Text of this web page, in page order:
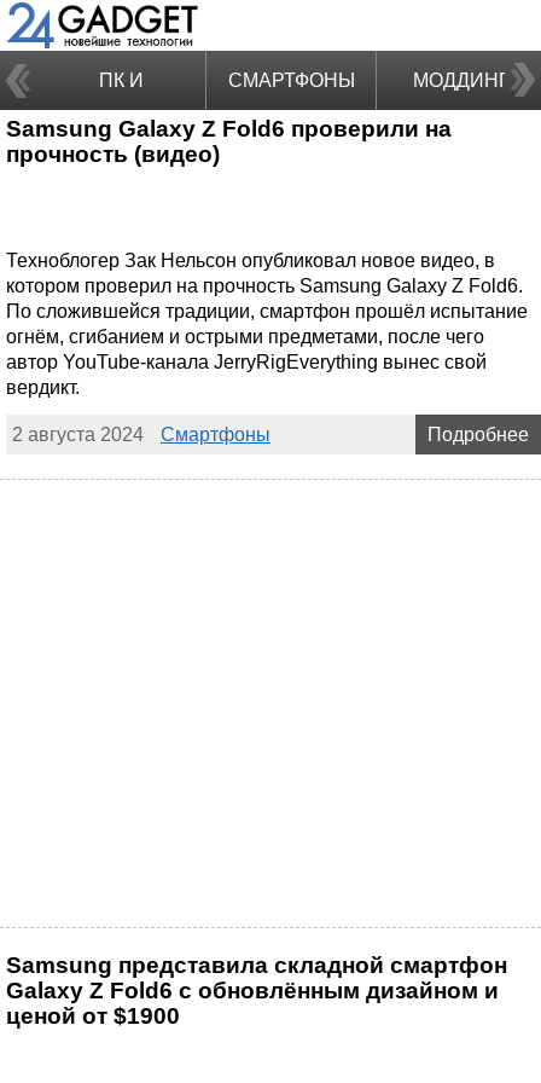
ПК И
НОУТБУКИ
СМАРТФОНЫ МОДДИНГ
Samsung Galaxy Z Fold6 проверили на
прочность (видео)
Техноблогер Зак Нельсон опубликовал новое видео, в
котором проверил на прочность Samsung Galaxy Z Fold6.
По сложившейся традиции, смартфон прошёл испытание
огнём, сгибанием и острыми предметами, после чего
автор YouTube-канала JerryRigEverything вынес свой
вердикт.
2 августа 2024 Смартфоны Подробнее
Samsung представила складной смартфон
Galaxy Z Fold6 с обновлённым дизайном и
ценой от $1900